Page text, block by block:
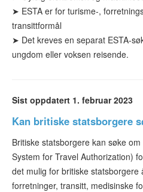
➤ ESTA er for turisme-,
transittformål
➤ Det kreves en separat ESTA-
ungdom eller voksen reisende.
Sist oppdatert 1. februar 2023
Kan britiske statsborgere
Britiske statsborgere kan søke
System for Travel Authorization)
det mulig for britiske statsborgere
forretninger, transitt, medisinske